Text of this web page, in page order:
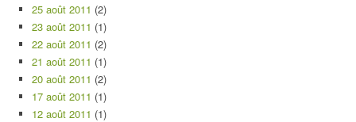
25 août 2011 (2)
23 août 2011 (1)
22 août 2011 (2)
21 août 2011 (1)
20 août 2011 (2)
17 août 2011 (1)
12 août 2011 (1)